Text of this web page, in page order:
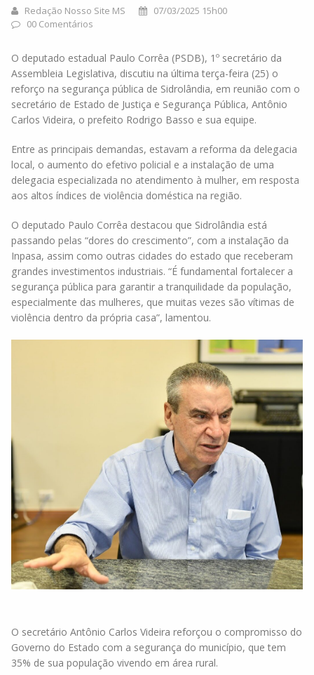
Redação Nosso Site MS
07/03/2025 15h00
00 Comentários
O deputado estadual Paulo Corrêa (PSDB), 1º secretário da
Assembleia Legislativa, discutiu na última terça-feira (25) o
reforço na segurança pública de Sidrolândia, em reunião com o
secretário de Estado de Justiça e Segurança Pública, Antônio
Carlos Videira, o prefeito Rodrigo Basso e sua equipe.
Entre as principais demandas, estavam a reforma da delegacia
local, o aumento do efetivo policial e a instalação de uma
delegacia especializada no atendimento à mulher, em resposta
aos altos índices de violência doméstica na região.
O deputado Paulo Corrêa destacou que Sidrolândia está
passando pelas “dores do crescimento”, com a instalação da
Inpasa, assim como outras cidades do estado que receberam
grandes investimentos industriais. “É fundamental fortalecer a
segurança pública para garantir a tranquilidade da população,
especialmente das mulheres, que muitas vezes são vítimas de
violência dentro da própria casa”, lamentou.
O secretário Antônio Carlos Videira reforçou o compromisso do
Governo do Estado com a segurança do município, que tem
35% de sua população vivendo em área rural.